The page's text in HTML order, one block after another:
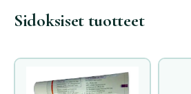
Sidoksiset tuotteet